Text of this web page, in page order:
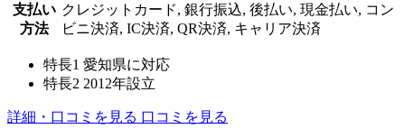
支払い
方法
クレジットカード, 銀行振込, 後払い, 現金払い, コン
ビニ決済, IC決済, QR決済, キャリア決済
特長1 愛知県に対応
特長2 2012年設立
詳細・口コミを見る 口コミを見る